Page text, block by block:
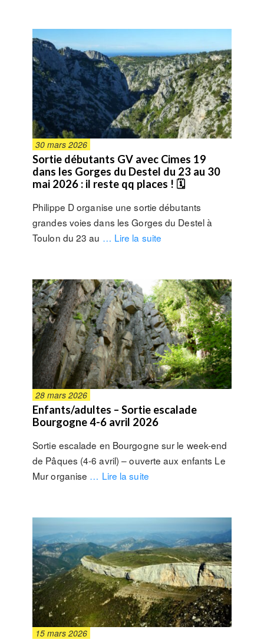
30 mars 2026
Sortie débutants GV avec Cimes 19
dans les Gorges du Destel du 23 au 30
mai 2026 : il reste qq places ! 🗓
Philippe D organise une sortie débutants
grandes voies dans les Gorges du Destel à
Toulon du 23 au … Lire la suite
28 mars 2026
Enfants/adultes – Sortie escalade
Bourgogne 4-6 avril 2026
Sortie escalade en Bourgogne sur le week-end
de Pâques (4-6 avril) – ouverte aux enfants Le
Mur organise … Lire la suite
15 mars 2026